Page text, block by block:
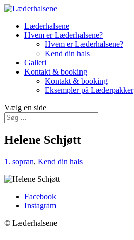
Læderhalsene
Hvem er Læderhalsene?
Hvem er Læderhalsene?
Kend din hals
Galleri
Kontakt & booking
Kontakt & booking
Eksempler på Læderpakker
Vælg en side
Helene Schjøtt
1. sopran, Kend din hals
Facebook
Instagram
© Læderhalsene